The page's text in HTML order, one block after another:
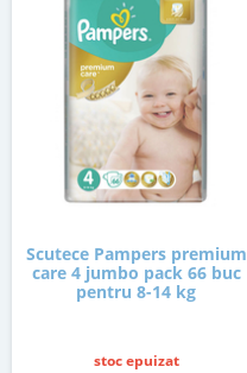
Scutece Pampers premium
care 4 jumbo pack 66 buc
pentru 8-14 kg
stoc epuizat